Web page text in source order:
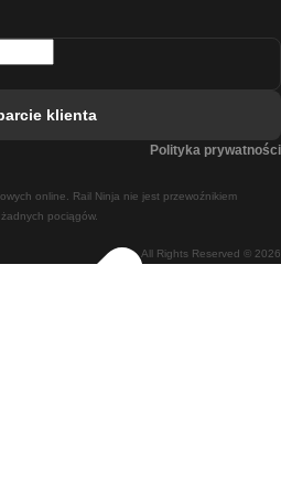
Madryt - Lizbona
- Barcelona All Rights Reserved © 2026
online. Rail Ninja nie jest przewoźnikiem
pociągów.
klienta
Polityka prywatności